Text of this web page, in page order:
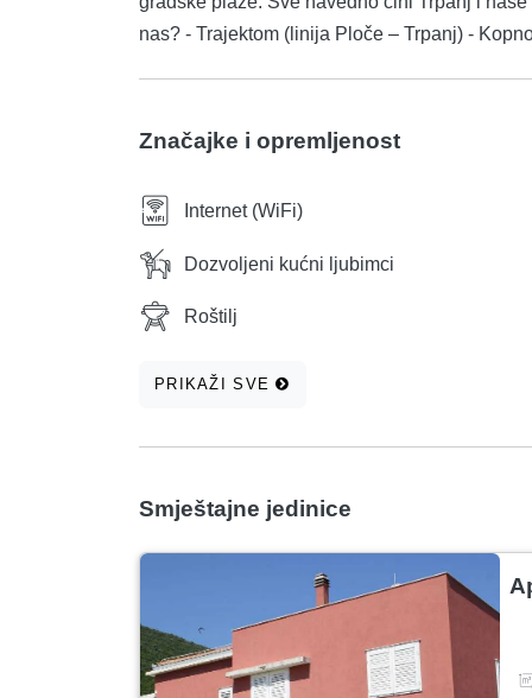
nas? - Trajektom (linija Ploče – Trpanj) -
Značajke i opremljenost
Internet (WiFi)
Dozvoljeni kućni ljubimci
Roštilj
PRIKAŽI SVE
Smještajne jedinice